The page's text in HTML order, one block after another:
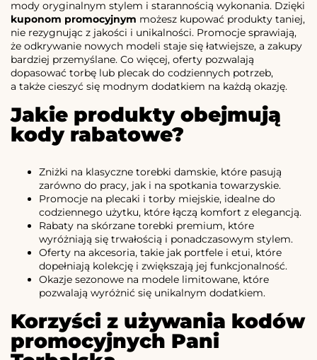
mody oryginalnym stylem i starannością wykonania. Dzięki
kuponom promocyjnym możesz kupować produkty taniej,
nie rezygnując z jakości i unikalności. Promocje sprawiają,
że odkrywanie nowych modeli staje się łatwiejsze, a zakupy
bardziej przemyślane. Co więcej, oferty pozwalają
dopasować torbę lub plecak do codziennych potrzeb,
a także cieszyć się modnym dodatkiem na każdą okazję.
Jakie produkty obejmują
kody rabatowe?
Zniżki na klasyczne torebki damskie, które pasują
zarówno do pracy, jak i na spotkania towarzyskie.
Promocje na plecaki i torby miejskie, idealne do
codziennego użytku, które łączą komfort z elegancją.
Rabaty na skórzane torebki premium, które
wyróżniają się trwałością i ponadczasowym stylem.
Oferty na akcesoria, takie jak portfele i etui, które
dopełniają kolekcję i zwiększają jej funkcjonalność.
Okazje sezonowe na modele limitowane, które
pozwalają wyróżnić się unikalnym dodatkiem.
Korzyści z używania kodów
promocyjnych Pani